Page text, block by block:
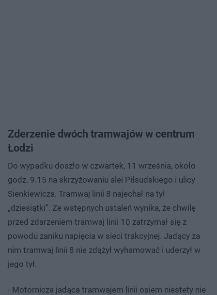
Zderzenie dwóch tramwajów w centrum
Łodzi
Do wypadku doszło w czwartek, 11 września, około
godz. 9.15 na skrzyżowaniu alei Piłsudskiego i ulicy
Sienkiewicza. Tramwaj linii 8 najechał na tył
„dziesiątki”. Ze wstępnych ustaleń wynika, że chwilę
przed zdarzeniem tramwaj linii 10 zatrzymał się z
powodu zaniku napięcia w sieci trakcyjnej. Jadący za
nim tramwaj linii 8 nie zdążył wyhamować i uderzył w
jego tył.
- Motornicza jadąca tramwajem linii osiem niestety nie